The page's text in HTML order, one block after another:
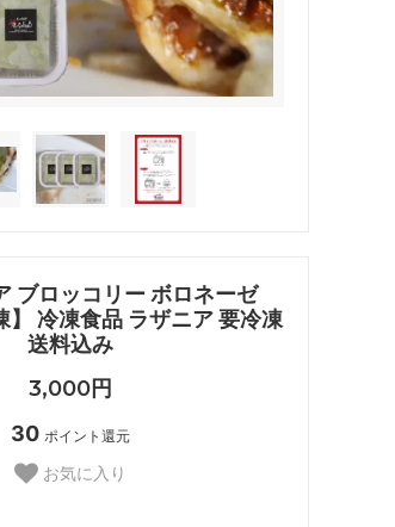
ブロッコリー ボロネーゼ
冷凍食品 ラザニア 要冷凍
送料込み
3,000円
30 ポイント還元
お気に入り